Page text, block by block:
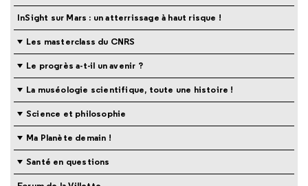
InSight sur Mars : un atterrissage à haut risque !
Les masterclass du CNRS
Le progrès a-t-il un avenir ?
La muséologie scientifique, toute une histoire !
Science et philosophie
Ma Planète demain !
Santé en questions